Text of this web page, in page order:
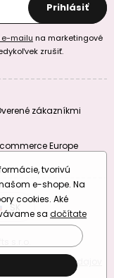
Prihlásiť
e-mailu na marketingové
zrušiť.
zákazníkmi
Europe
SK
s.r.o.
osobných údajov
tvorivú
e-shope. Na
cookies. Aké
sa dočítate